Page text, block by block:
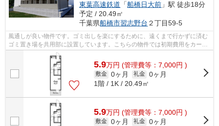
東葉高速鉄道 「船橋日大前 」駅 徒歩18分
予定 / 20.49㎡
千葉県船橋市習志野台 ２丁目59-5
風通しが良い物件です。ゴミ出しを楽にするために、遠くまで行かずに済む
ゴミ置き場を共用部に設置しています。こちらの物件では初期費用をカード
でお支払いいただけます。こちらの物...
5.9万円 (管理費等：7,000円 )
敷金 0ヶ月 礼金 0ヶ月
1階 / 1K / 20.49㎡
5.9万円 (管理費等：7,000円 )
敷金 0ヶ月 礼金 0ヶ月